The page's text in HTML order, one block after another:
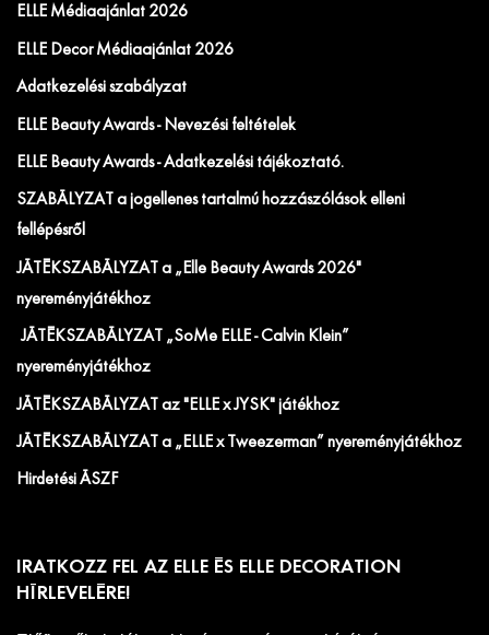
ELLE Médiaajánlat 2026
ELLE Decor Médiaajánlat 2026
Adatkezelési szabályzat
ELLE Beauty Awards - Nevezési feltételek
ELLE Beauty Awards - Adatkezelési tájékoztató.
SZABÁLYZAT a jogellenes tartalmú hozzászólások elleni
fellépésről
JÁTÉKSZABÁLYZAT a „Elle Beauty Awards 2026"
nyereményjátékhoz
JÁTÉKSZABÁLYZAT „SoMe ELLE - Calvin Klein”
nyereményjátékhoz
JÁTÉKSZABÁLYZAT az "ELLE x JYSK" játékhoz
JÁTÉKSZABÁLYZAT a „ELLE x Tweezerman” nyereményjátékhoz
Hirdetési ÁSZF
IRATKOZZ FEL AZ ELLE ÉS ELLE DECORATION
HÍRLEVELÉRE!